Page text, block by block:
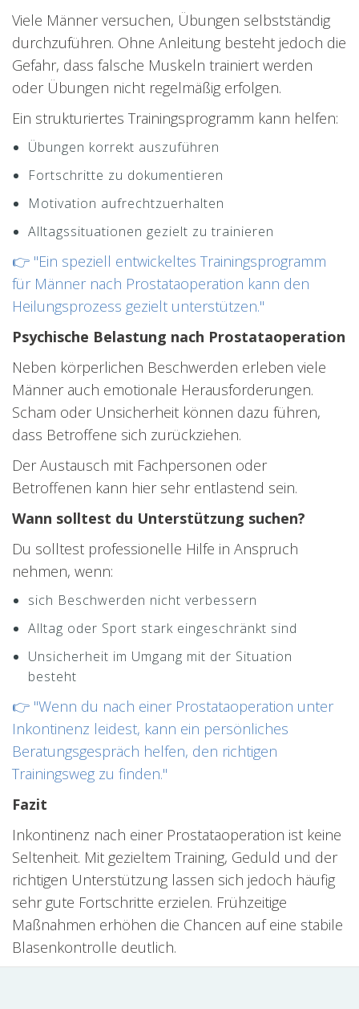
Viele Männer versuchen, Übungen selbstständig
durchzuführen. Ohne Anleitung besteht jedoch die
Gefahr, dass falsche Muskeln trainiert werden
oder Übungen nicht regelmäßig erfolgen.
Ein strukturiertes Trainingsprogramm kann helfen:
Übungen korrekt auszuführen
Fortschritte zu dokumentieren
Motivation aufrechtzuerhalten
Alltagssituationen gezielt zu trainieren
👉 "Ein speziell entwickeltes Trainingsprogramm
für Männer nach Prostataoperation kann den
Heilungsprozess gezielt unterstützen."
Psychische Belastung nach Prostataoperation
Neben körperlichen Beschwerden erleben viele
Männer auch emotionale Herausforderungen.
Scham oder Unsicherheit können dazu führen,
dass Betroffene sich zurückziehen.
Der Austausch mit Fachpersonen oder
Betroffenen kann hier sehr entlastend sein.
Wann solltest du Unterstützung suchen?
Du solltest professionelle Hilfe in Anspruch
nehmen, wenn:
sich Beschwerden nicht verbessern
Alltag oder Sport stark eingeschränkt sind
Unsicherheit im Umgang mit der Situation
besteht
👉 "Wenn du nach einer Prostataoperation unter
Inkontinenz leidest, kann ein persönliches
Beratungsgespräch helfen, den richtigen
Trainingsweg zu finden."
Fazit
Inkontinenz nach einer Prostataoperation ist keine
Seltenheit. Mit gezieltem Training, Geduld und der
richtigen Unterstützung lassen sich jedoch häufig
sehr gute Fortschritte erzielen. Frühzeitige
Maßnahmen erhöhen die Chancen auf eine stabile
Blasenkontrolle deutlich.